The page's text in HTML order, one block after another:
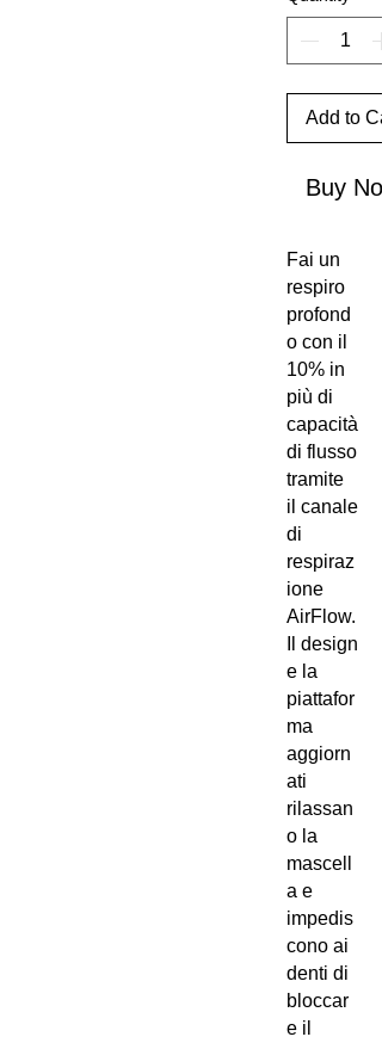
Add to
Buy
Fai un
respiro
profond
o con il
10% in
più di
capacità
di flusso
tramite
il canale
di
respiraz
ione
AirFlow.
Il design
e la
piattafor
ma
aggiorn
ati
rilassan
o la
mascell
a e
impedis
cono ai
denti di
bloccar
e il